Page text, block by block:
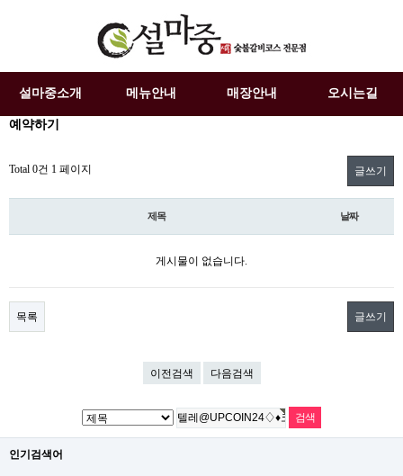
설마중소개 메뉴안내 매장안내 오시는길
예약하기
Total 0건 1 페이지 글쓰기
제목 날짜
게시물이 없습니다.
목록 글쓰기
이전검색 다음검색
인기검색어